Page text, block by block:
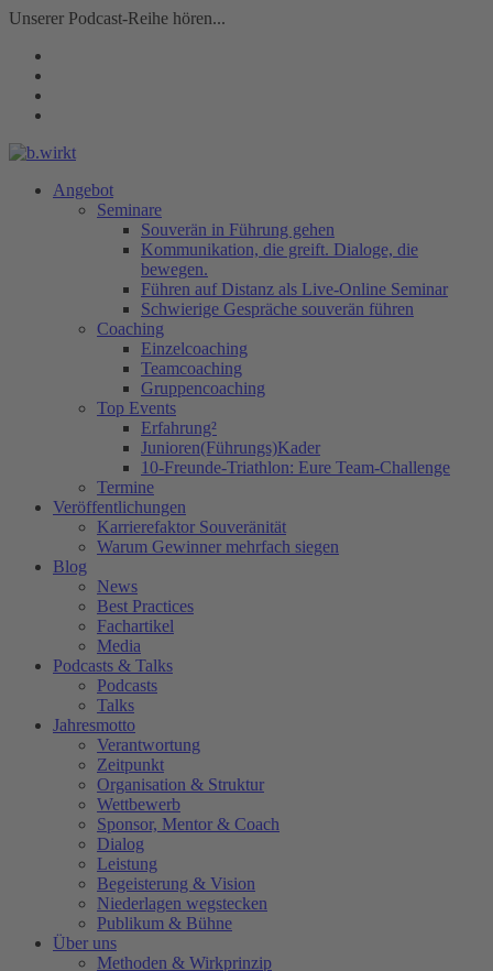
Unserer Podcast-Reihe hören...
Angebot
Seminare
Souverän in Führung gehen
Kommunikation, die greift. Dialoge, die
bewegen.
Führen auf Distanz als Live-Online Seminar
Schwierige Gespräche souverän führen
Coaching
Einzelcoaching
Teamcoaching
Gruppencoaching
Top Events
Erfahrung²
Junioren(Führungs)Kader
10-Freunde-Triathlon: Eure Team-Challenge
Termine
Veröffentlichungen
Karrierefaktor Souveränität
Warum Gewinner mehrfach siegen
Blog
News
Best Practices
Fachartikel
Media
Podcasts & Talks
Podcasts
Talks
Jahresmotto
Verantwortung
Zeitpunkt
Organisation & Struktur
Wettbewerb
Sponsor, Mentor & Coach
Dialog
Leistung
Begeisterung & Vision
Niederlagen wegstecken
Publikum & Bühne
Über uns
Methoden & Wirkprinzip